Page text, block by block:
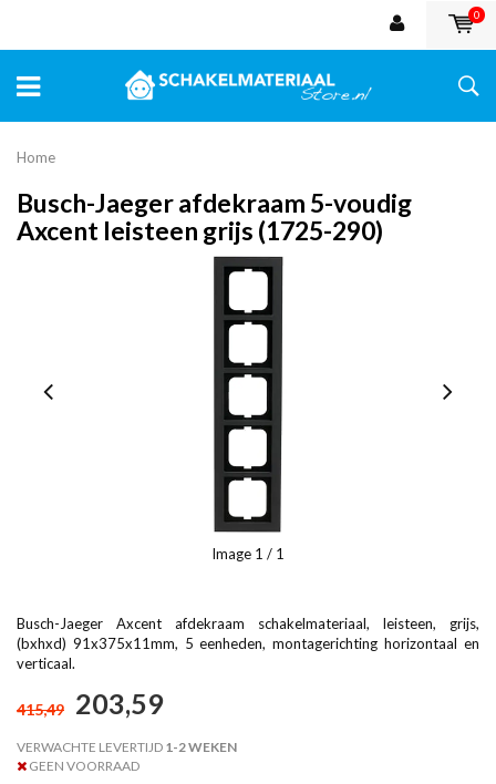
0
Home
Busch-Jaeger afdekraam 5-voudig
Axcent leisteen grijs (1725-290)
Image 1 / 1
Busch-Jaeger Axcent afdekraam schakelmateriaal, leisteen, grijs,
(bxhxd) 91x375x11mm, 5 eenheden, montagerichting horizontaal en
verticaal.
415,49 203,59
VERWACHTE LEVERTIJD 1-2 WEKEN
GEEN VOORRAAD